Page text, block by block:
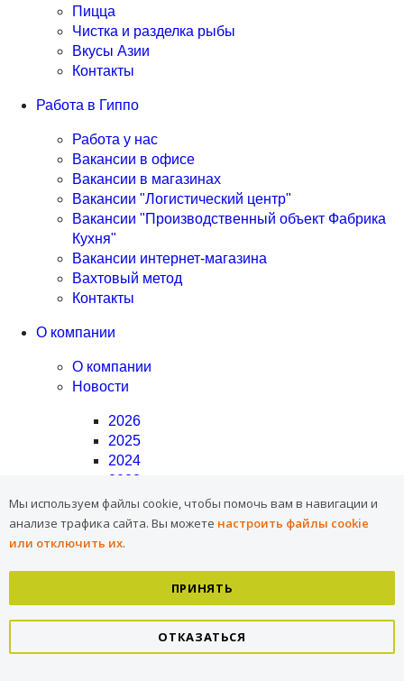
Пицца
Чистка и разделка рыбы
Вкусы Азии
Контакты
Работа в Гиппо
Работа у нас
Вакансии в офисе
Вакансии в магазинах
Вакансии "Логистический центр"
Вакансии "Производственный объект Фабрика
Кухня"
Вакансии интернет-магазина
Вахтовый метод
Контакты
О компании
О компании
Новости
2026
2025
2024
2023
2022
2021
2020
2016
Мы используем файлы cookie, чтобы помочь вам в навигации и
анализе трафика сайта. Вы можете настроить файлы cookie
или отключить их.
ПРИНЯТЬ
ОТКАЗАТЬСЯ